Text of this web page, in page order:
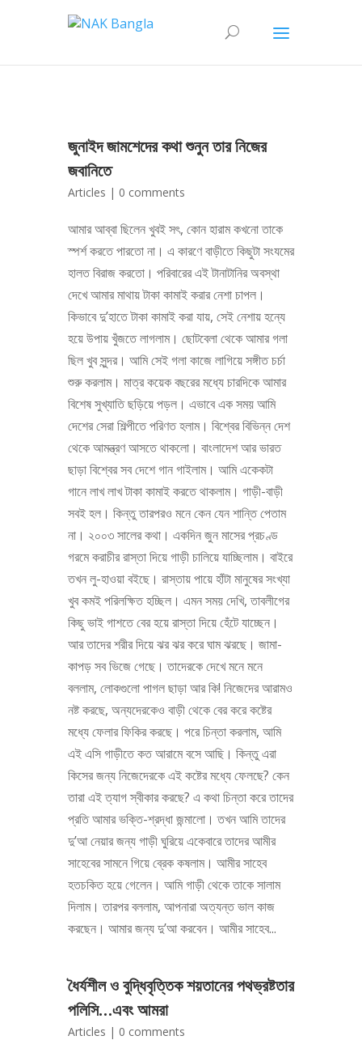
জুনাইদ জামশেদের কথা শুনুন তার নিজের
জবানিতে
Articles | 0 comments
আমার আব্বা ছিলেন খুবই সৎ, কোন হারাম কখনো তাকে
স্পর্শ করতে পারতো না। এ কারণে বাড়ীতে কিছুটা সংযমের
হালত বিরাজ করতো। পরিবারের এই টানাটানির অবস্থা
দেখে আমার মাথায় টাকা কামাই করার নেশা চাপল।
কিভাবে দু’হাতে টাকা কামাই করা যায়, সেই নেশায় হন্যে
হয়ে উপায় খুঁজতে লাগলাম। ছোটবেলা থেকে আমার গলা
ছিল খুব সুন্দর। আমি সেই গলা কাজে লাগিয়ে সঙ্গীত চর্চা
শুরু করলাম। মাত্র কয়েক বছরের মধ্যে চারদিকে আমার
বিশেষ সুখ্যাতি ছড়িয়ে পড়ল। এভাবে এক সময় আমি
দেশের সেরা শিল্পীতে পরিণত হলাম। বিশ্বের বিভিন্ন দেশ
থেকে আমন্ত্রণ আসতে থাকলো। বাংলাদেশ আর ভারত
ছাড়া বিশ্বের সব দেশে গান গাইলাম। আমি একেকটা
গানে লাখ লাখ টাকা কামাই করতে থাকলাম। গাড়ী-বাড়ী
সবই হল। কিন্তু তারপরও মনে কেন যেন শান্তি পেতাম
না। ২০০৩ সালের কথা। একদিন জুন মাসের প্রচণ্ড
গরমে করাচীর রাস্তা দিয়ে গাড়ী চালিয়ে যাচ্ছিলাম। বাইরে
তখন লু-হাওয়া বইছে। রাস্তায় পায়ে হাঁটা মানুষের সংখ্যা
খুব কমই পরিলক্ষিত হচ্ছিল। এমন সময় দেখি, তাবলীগের
কিছু ভাই গাশতে বের হয়ে রাস্তা দিয়ে হেঁটে যাচ্ছেন।
আর তাদের শরীর দিয়ে ঝর ঝর করে ঘাম ঝরছে। জামা-
কাপড় সব ভিজে গেছে। তাদেরকে দেখে মনে মনে
বললাম, লোকগুলো পাগল ছাড়া আর কি! নিজেদের আরামও
নষ্ট করছে, অন্যদেরকেও বাড়ী থেকে বের করে কষ্টের
মধ্যে ফেলার ফিকির করছে। পরে চিন্তা করলাম, আমি
এই এসি গাড়ীতে কত আরামে বসে আছি। কিন্তু এরা
কিসের জন্য নিজেদেরকে এই কষ্টের মধ্যে ফেলছে? কেন
তারা এই ত্যাগ স্বীকার করছে? এ কথা চিন্তা করে তাদের
প্রতি আমার ভক্তি-শ্রদ্ধা জন্মালো। তখন আমি তাদের
দু’আ নেয়ার জন্য গাড়ী ঘুরিয়ে একেবারে তাদের আমীর
সাহেবের সামনে গিয়ে ব্রেক কষলাম। আমীর সাহেব
হতচকিত হয়ে গেলেন। আমি গাড়ী থেকে তাকে সালাম
দিলাম। তারপর বললাম, আপনারা অত্যন্ত ভাল কাজ
করছেন। আমার জন্য দু’আ করবেন। আমীর সাহেব...
ধৈর্যশীল ও বুদ্ধিবৃত্তিক শয়তানের পথভ্রষ্টতার
পলিসি…এবং আমরা
Articles | 0 comments